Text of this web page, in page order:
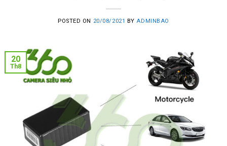
POSTED ON 20/08/2021 BY ADMINBAO
20
Th8